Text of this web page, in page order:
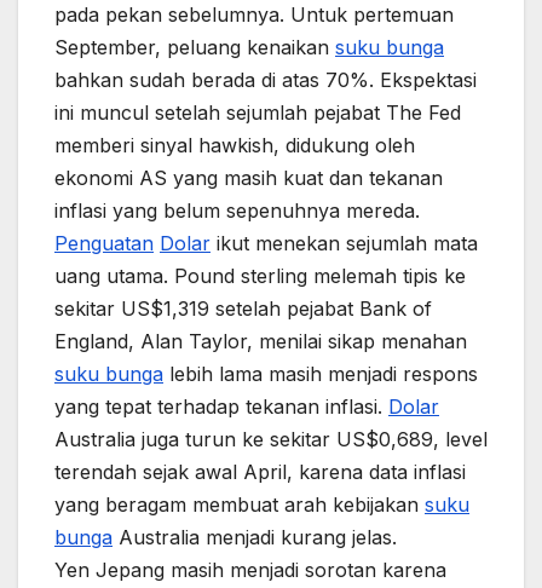
pada pekan sebelumnya. Untuk pertemuan
September, peluang kenaikan suku bunga
bahkan sudah berada di atas 70%. Ekspektasi
ini muncul setelah sejumlah pejabat The Fed
memberi sinyal hawkish, didukung oleh
ekonomi AS yang masih kuat dan tekanan
inflasi yang belum sepenuhnya mereda.
Penguatan Dolar ikut menekan sejumlah mata
uang utama. Pound sterling melemah tipis ke
sekitar US$1,319 setelah pejabat Bank of
England, Alan Taylor, menilai sikap menahan
suku bunga lebih lama masih menjadi respons
yang tepat terhadap tekanan inflasi. Dolar
Australia juga turun ke sekitar US$0,689, level
terendah sejak awal April, karena data inflasi
yang beragam membuat arah kebijakan suku
bunga Australia menjadi kurang jelas.
Yen Jepang masih menjadi sorotan karena